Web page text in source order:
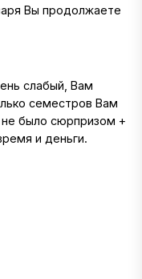
Вы продолжаете
слабый, Вам
семестров Вам
было сюрпризом +
и деньги.